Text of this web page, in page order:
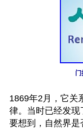
1869年2月，它关
律。当时已经发
要想到，自然界